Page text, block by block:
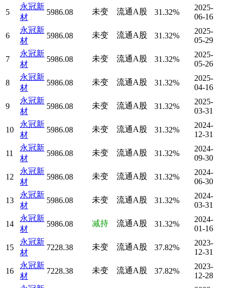
5
永冠新
材
5986.08 未变 流通A股 31.32%
2025-
06-16
6
永冠新
材
5986.08 未变 流通A股 31.32%
2025-
05-29
7
永冠新
材
5986.08 未变 流通A股 31.32%
2025-
05-26
8
永冠新
材
5986.08 未变 流通A股 31.32%
2025-
04-16
9
永冠新
材
5986.08 未变 流通A股 31.32%
2025-
03-31
10
永冠新
材
5986.08 未变 流通A股 31.32%
2024-
12-31
11
永冠新
材
5986.08 未变 流通A股 31.32%
2024-
09-30
12
永冠新
材
5986.08 未变 流通A股 31.32%
2024-
06-30
13
永冠新
材
5986.08 未变 流通A股 31.32%
2024-
03-31
14
永冠新
材
5986.08 减持 流通A股 31.32%
2024-
01-16
15
永冠新
材
7228.38 未变 流通A股 37.82%
2023-
12-31
16
永冠新
材
7228.38 未变 流通A股 37.82%
2023-
12-28